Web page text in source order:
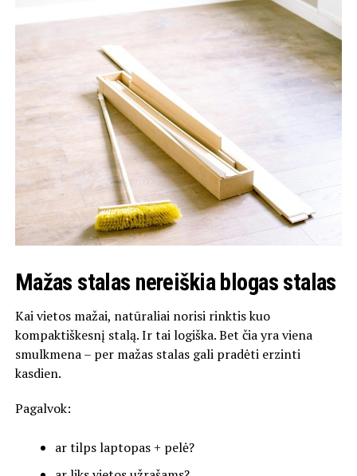
Mažas stalas nereiškia blogas stalas
Kai vietos mažai, natūraliai norisi rinktis kuo
kompaktiškesnį stalą. Ir tai logiška. Bet čia yra viena
smulkmena – per mažas stalas gali pradėti erzinti
kasdien.
Pagalvok:
ar tilps laptopas + pelė?